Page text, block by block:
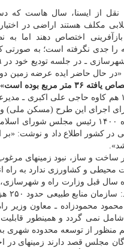
از ایسنا، سال هاست که
مکلف هستند اراضی در
اختصاص دهند اما به
را جدی نگرفته است؛ به صورتی
مربع بوده است»!
مردادماه سال ۱۳۹۸ هم کاوه حاجی
اجرای این طرح (مسکن ملی)
روز ۱۹ فروردین ماه ۱۴۰۰
در کشور اطلاع داد و نوشت:
ساخت و ساز، نبود زمینهای
محیطی و کشاورزی ندارد به راه
سال قبل وزارت راه و شهرسازی،
محمودزاده ـ معاون وزیر
شامل نمی گردد و همینطور
کنم منظور از توسعه محدوده
مجلس قصد دارند زمینهای در